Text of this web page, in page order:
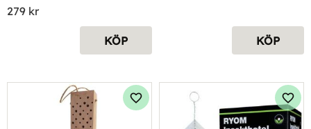
279 kr
KÖP KÖP
Lägg till i favoriter